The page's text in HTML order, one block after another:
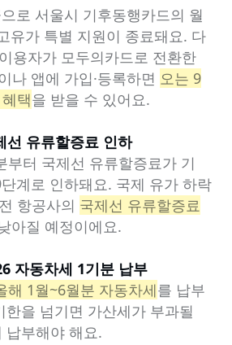
로 서울시 기후동행카드의 월
유가 특별 지원이 종료돼요. 다
용자가 모두의카드로 전환한
나 앱에 가입·등록하면 오는 9
택을 받을 수 있어요.
선 유류할증료 인하
부터 국제선 유류할증료가 기
계로 인하돼요. 국제 유가 하락
항공사의 국제선 유류할증료
아질 예정이에요.
자동차세 1기분 납부
해 1월~6월분 자동차세를 납부
을 넘기면 가산세가 부과될
납부해야 해요.